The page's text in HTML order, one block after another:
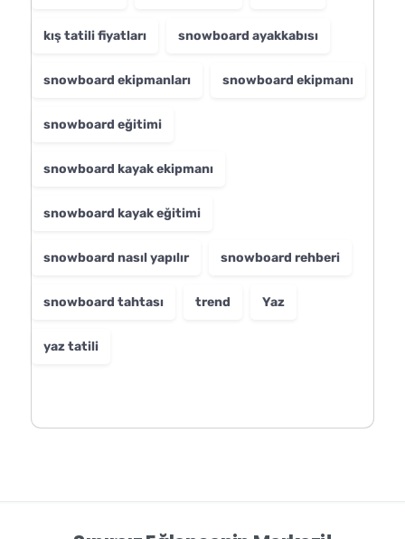
kış tatili fiyatları snowboard ayakkabısı
snowboard ekipmanları snowboard ekipmanı
snowboard eğitimi
snowboard kayak ekipmanı
snowboard kayak eğitimi
snowboard nasıl yapılır snowboard rehberi
snowboard tahtası trend Yaz
yaz tatili